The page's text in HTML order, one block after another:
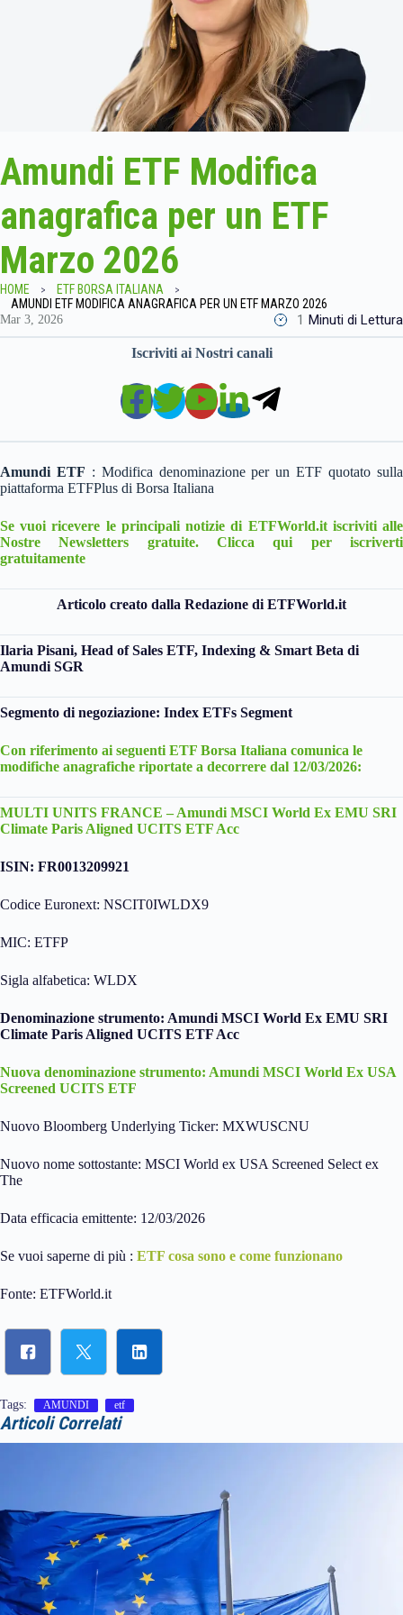
Amundi ETF Modifica
anagrafica per un ETF
Marzo 2026
HOME
ETF BORSA ITALIANA
AMUNDI ETF MODIFICA ANAGRAFICA PER UN ETF MARZO 2026
Mar 3, 2026 1 Minuti di Lettura
Iscriviti ai Nostri canali
Amundi ETF : Modifica denominazione per un ETF quotato sulla
piattaforma ETFPlus di Borsa Italiana
Se vuoi ricevere le principali notizie di ETFWorld.it iscriviti alle
Nostre Newsletters gratuite. Clicca qui per iscriverti
gratuitamente
Articolo creato dalla Redazione di ETFWorld.it
Ilaria Pisani, Head of Sales ETF, Indexing & Smart Beta di
Amundi SGR
Segmento di negoziazione: Index ETFs Segment
Con riferimento ai seguenti ETF Borsa Italiana comunica le
modifiche anagrafiche riportate a decorrere dal 12/03/2026:
MULTI UNITS FRANCE – Amundi MSCI World Ex EMU SRI
Climate Paris Aligned UCITS ETF Acc
ISIN: FR0013209921
Codice Euronext: NSCIT0IWLDX9
MIC: ETFP
Sigla alfabetica: WLDX
Denominazione strumento: Amundi MSCI World Ex EMU SRI
Climate Paris Aligned UCITS ETF Acc
Nuova denominazione strumento: Amundi MSCI World Ex USA
Screened UCITS ETF
Nuovo Bloomberg Underlying Ticker: MXWUSCNU
Nuovo nome sottostante: MSCI World ex USA Screened Select ex
The
Data efficacia emittente: 12/03/2026
Se vuoi saperne di più : ETF cosa sono e come funzionano
Fonte: ETFWorld.it
Tags: AMUNDI etf
Articoli Correlati